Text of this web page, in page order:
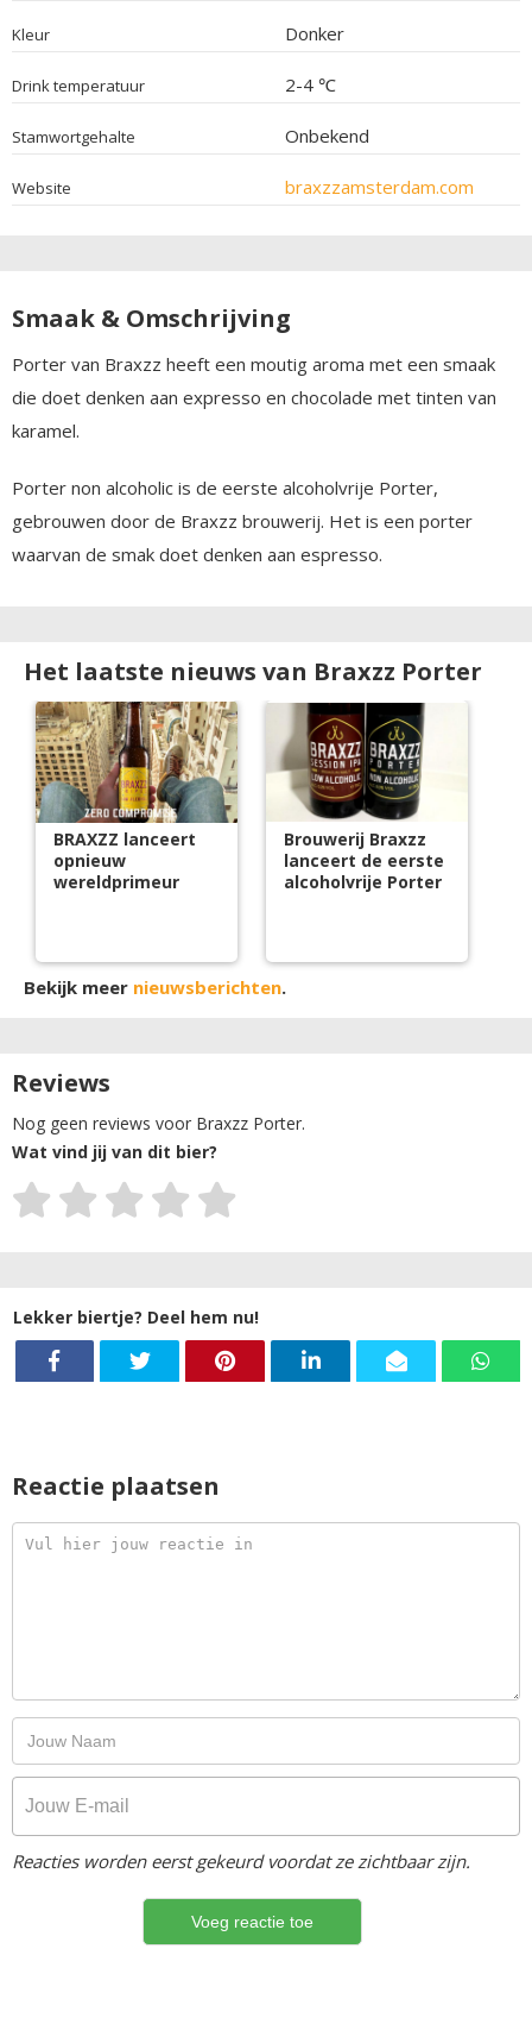
Kleur Donker
Drink temperatuur 2-4 ℃
Stamwortgehalte Onbekend
Website braxzzamsterdam.com
Smaak & Omschrijving
Porter van Braxzz heeft een moutig aroma met een smaak
die doet denken aan expresso en chocolade met tinten van
karamel.
Porter non alcoholic is de eerste alcoholvrije Porter,
gebrouwen door de Braxzz brouwerij. Het is een porter
waarvan de smak doet denken aan espresso.
Het laatste nieuws van Braxzz Porter
BRAXZZ lanceert
opnieuw
wereldprimeur
Brouwerij Braxzz
lanceert de eerste
alcoholvrije Porter
Bekijk meer nieuwsberichten.
Reviews
Nog geen reviews voor Braxzz Porter.
Wat vind jij van dit bier?
Lekker biertje? Deel hem nu!
Reactie plaatsen
Reacties worden eerst gekeurd voordat ze zichtbaar zijn.